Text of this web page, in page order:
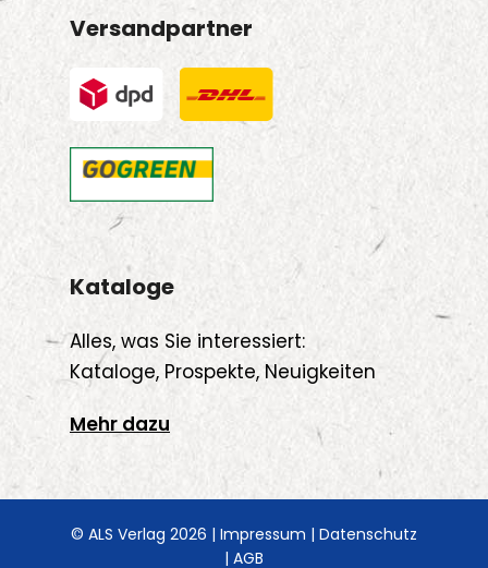
Versandpartner
Kataloge
Alles, was Sie interessiert:
Kataloge, Prospekte, Neuigkeiten
Mehr dazu
© ALS Verlag 2026 | Impressum | Datenschutz
| AGB